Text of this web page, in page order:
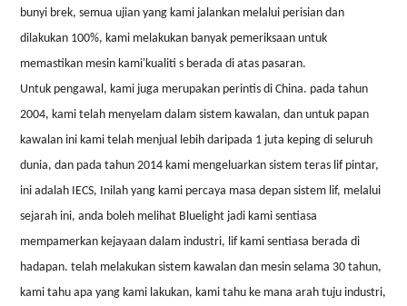
bunyi brek, semua ujian yang kami jalankan melalui perisian dan
dilakukan 100%, kami melakukan banyak pemeriksaan untuk
memastikan mesin kami'kualiti s berada di atas pasaran.
Untuk pengawal, kami juga merupakan perintis di China. pada tahun
2004, kami telah menyelam dalam sistem kawalan, dan untuk papan
kawalan ini kami telah menjual lebih daripada 1 juta keping di seluruh
dunia, dan pada tahun 2014 kami mengeluarkan sistem teras lif pintar,
ini adalah IECS, Inilah yang kami percaya masa depan sistem lif, melalui
sejarah ini, anda boleh melihat Bluelight jadi kami sentiasa
mempamerkan kejayaan dalam industri, lif kami sentiasa berada di
hadapan. telah melakukan sistem kawalan dan mesin selama 30 tahun,
kami tahu apa yang kami lakukan, kami tahu ke mana arah tuju industri,